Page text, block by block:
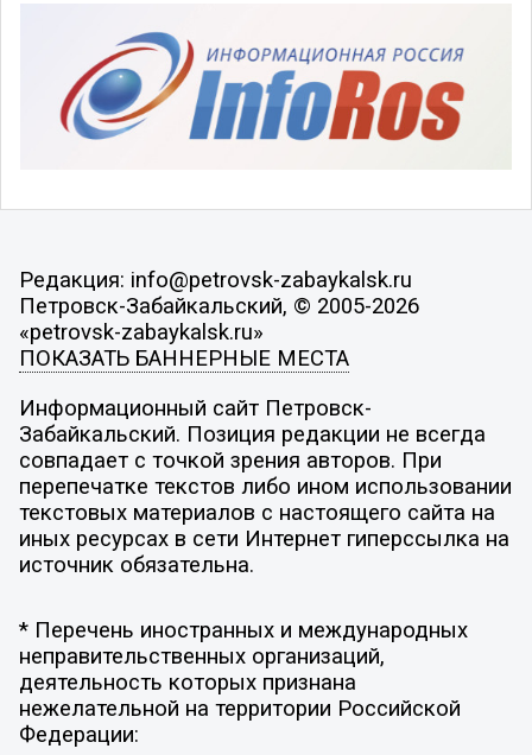
Редакция: info@petrovsk-zabaykalsk.ru
Петровск-Забайкальский, © 2005-2026
«petrovsk-zabaykalsk.ru»
ПОКАЗАТЬ БАННЕРНЫЕ МЕСТА
Информационный сайт Петровск-
Забайкальский. Позиция редакции не всегда
совпадает с точкой зрения авторов. При
перепечатке текстов либо ином использовании
текстовых материалов с настоящего сайта на
иных ресурсах в сети Интернет гиперссылка на
источник обязательна.
* Перечень иностранных и международных
неправительственных организаций,
деятельность которых признана
нежелательной на территории Российской
Федерации: